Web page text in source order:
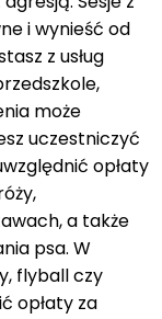
i wynieść od
z usług
może
uczestniczyć
opłaty
a także
psa. W
flyball czy
opłaty za